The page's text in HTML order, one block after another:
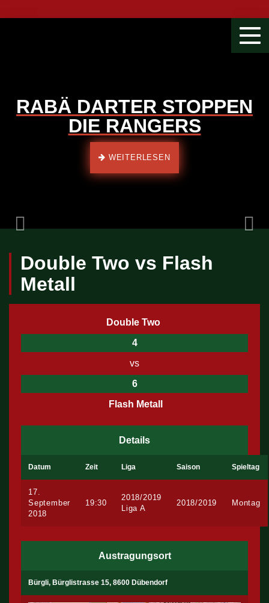
RABÄ DARTER STOPPEN
DIE RANGERS
WEITERLESEN
Previous
Double Two vs Flash
Metall
Double Two
4
vs
6
Flash Metall
Details
Datum Zeit Liga Saison Spieltag
17.
September
2018
19:30
2018/2019
Liga A
2018/2019 Montag
Austragungsort
Bürgli, Bürglistrasse 15, 8600 Dübendorf